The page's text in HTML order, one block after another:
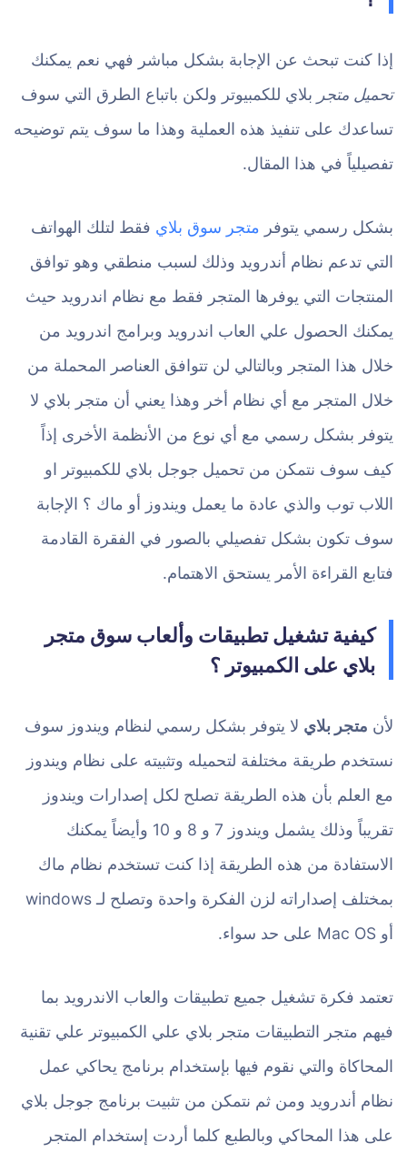
إذا كنت تبحث عن الإجابة بشكل مباشر فهي نعم يمكنك
تحميل متجر بلاي للكمبيوتر ولكن باتباع الطرق التي سوف
تساعدك على تنفيذ هذه العملية وهذا ما سوف يتم توضيحه
تفصيلياً في هذا المقال.
بشكل رسمي يتوفر متجر سوق بلاي فقط لتلك الهواتف
التي تدعم نظام أندرويد وذلك لسبب منطقي وهو توافق
المنتجات التي يوفرها المتجر فقط مع نظام اندرويد حيث
يمكنك الحصول علي العاب اندرويد وبرامج اندرويد من
خلال هذا المتجر وبالتالي لن تتوافق العناصر المحملة من
خلال المتجر مع أي نظام أخر وهذا يعني أن متجر بلاي لا
يتوفر بشكل رسمي مع أي نوع من الأنظمة الأخرى إذاً
كيف سوف نتمكن من تحميل جوجل بلاي للكمبيوتر او
اللاب توب والذي عادة ما يعمل ويندوز أو ماك ؟ الإجابة
سوف تكون بشكل تفصيلي بالصور في الفقرة القادمة
فتابع القراءة الأمر يستحق الاهتمام.
كيفية تشغيل تطبيقات وألعاب سوق متجر
بلاي على الكمبيوتر ؟
لأن متجر بلاي لا يتوفر بشكل رسمي لنظام ويندوز سوف
نستخدم طريقة مختلفة لتحميله وتثبيته على نظام ويندوز
مع العلم بأن هذه الطريقة تصلح لكل إصدارات ويندوز
تقريباً وذلك يشمل ويندوز 7 و 8 و 10 وأيضاً يمكنك
الاستفادة من هذه الطريقة إذا كنت تستخدم نظام ماك
بمختلف إصداراته لزن الفكرة واحدة وتصلح لـ windows
أو Mac OS على حد سواء.
تعتمد فكرة تشغيل جميع تطبيقات والعاب الاندرويد بما
فيهم متجر التطبيقات متجر بلاي علي الكمبيوتر علي تقنية
المحاكاة والتي نقوم فيها بإستخدام برنامج يحاكي عمل
نظام أندرويد ومن ثم نتمكن من تثبيت برنامج جوجل بلاي
على هذا المحاكي وبالطبع كلما أردت إستخدام المتجر